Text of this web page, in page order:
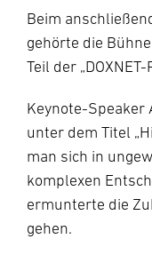
Beim
gehörte die
Teil der
Keynote-Speaker
unter dem Titel
man sich in
komplexen
ermunterte die
gehen.